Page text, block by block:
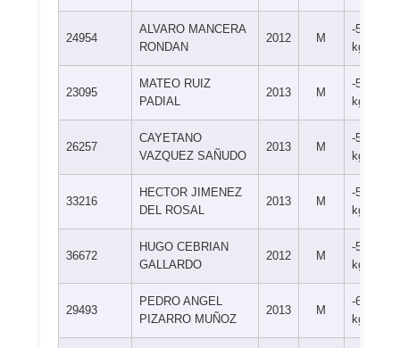
24954
ALVARO MANCERA
RONDAN
2012 M
-55
kg
23095
MATEO RUIZ
PADIAL
2013 M
-55
kg
26257
CAYETANO
VAZQUEZ SAÑUDO
2013 M
-55
kg
33216
HECTOR JIMENEZ
DEL ROSAL
2013 M
-55
kg
36672
HUGO CEBRIAN
GALLARDO
2012 M
-55
kg
29493
PEDRO ANGEL
PIZARRO MUÑOZ
2013 M
-60
kg